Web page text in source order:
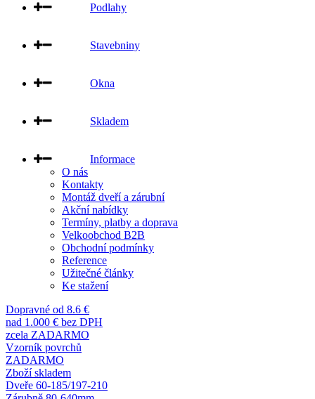
Podlahy
Stavebniny
Okna
Skladem
Informace
O nás
Kontakty
Montáž dveří a zárubní
Akční nabídky
Termíny, platby a doprava
Velkoobchod B2B
Obchodní podmínky
Reference
Užitečné články
Ke stažení
Dopravné od 8.6 €
nad 1.000 € bez DPH
zcela ZADARMO
Vzorník povrchů
ZADARMO
Zboží skladem
Dveře 60-185/197-210